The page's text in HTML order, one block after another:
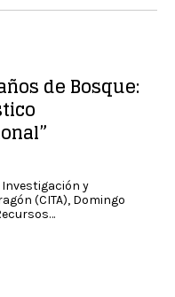
de Bosque:
y
(CITA), Domingo